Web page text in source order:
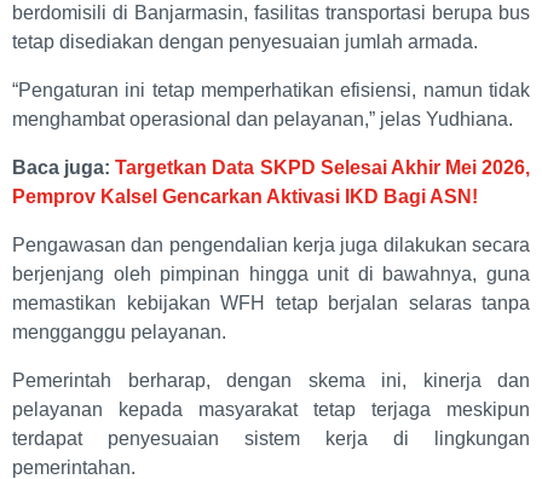
berdomisili di Banjarmasin, fasilitas transportasi berupa bus
tetap disediakan dengan penyesuaian jumlah armada.
“Pengaturan ini tetap memperhatikan efisiensi, namun tidak
menghambat operasional dan pelayanan,” jelas Yudhiana.
Baca juga:Targetkan Data SKPD Selesai Akhir Mei 2026,
Pemprov Kalsel Gencarkan Aktivasi IKD Bagi ASN!
Pengawasan dan pengendalian kerja juga dilakukan secara
berjenjang oleh pimpinan hingga unit di bawahnya, guna
memastikan kebijakan WFH tetap berjalan selaras tanpa
mengganggu pelayanan.
Pemerintah berharap, dengan skema ini, kinerja dan
pelayanan kepada masyarakat tetap terjaga meskipun
terdapat penyesuaian sistem kerja di lingkungan
pemerintahan.